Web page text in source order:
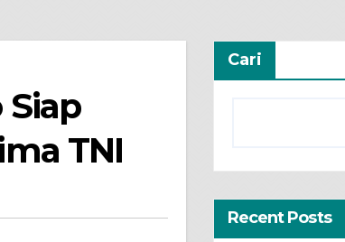
TNI
Cari
Recent Posts